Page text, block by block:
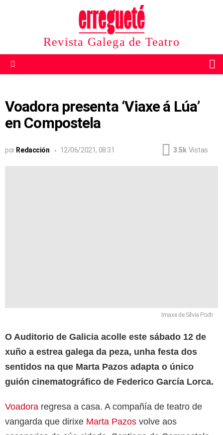
Revista Galega de Teatro
Voadora presenta ‘Viaxe á Lúa’
en Compostela
por Redacción 12/06/2021, 08:31 3.5k Vistas
Imaxe de Sílvia Poch
O Auditorio de Galicia acolle este sábado 12 de
xuño a estrea galega da peza, unha festa dos
sentidos na que Marta Pazos adapta o único
guión cinematográfico de Federico García Lorca.
Voadora regresa a casa. A compañía de teatro de
vangarda que dirixe Marta Pazos volve aos